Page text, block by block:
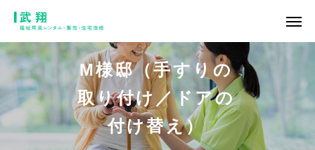
M様邸（手すりの
取り付け／ドアの
付け替え）
TOP
想い
事業内容